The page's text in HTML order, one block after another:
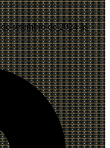
setembro de 2024 às